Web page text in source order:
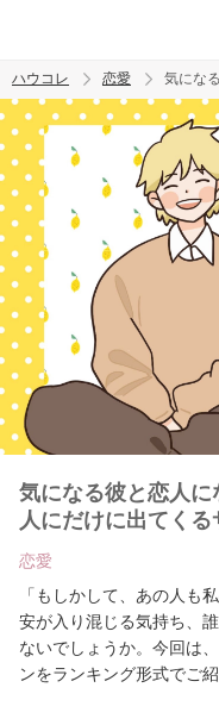
トレンド ワード
恋愛
ハウコレ 恋愛 気にな
気になる彼と恋人に
人にだけに出てくる
恋愛
「もしかして、あの人も
安が入り混じる気持ち、
ないでしょうか。今回は
ンをランキング形式でご紹